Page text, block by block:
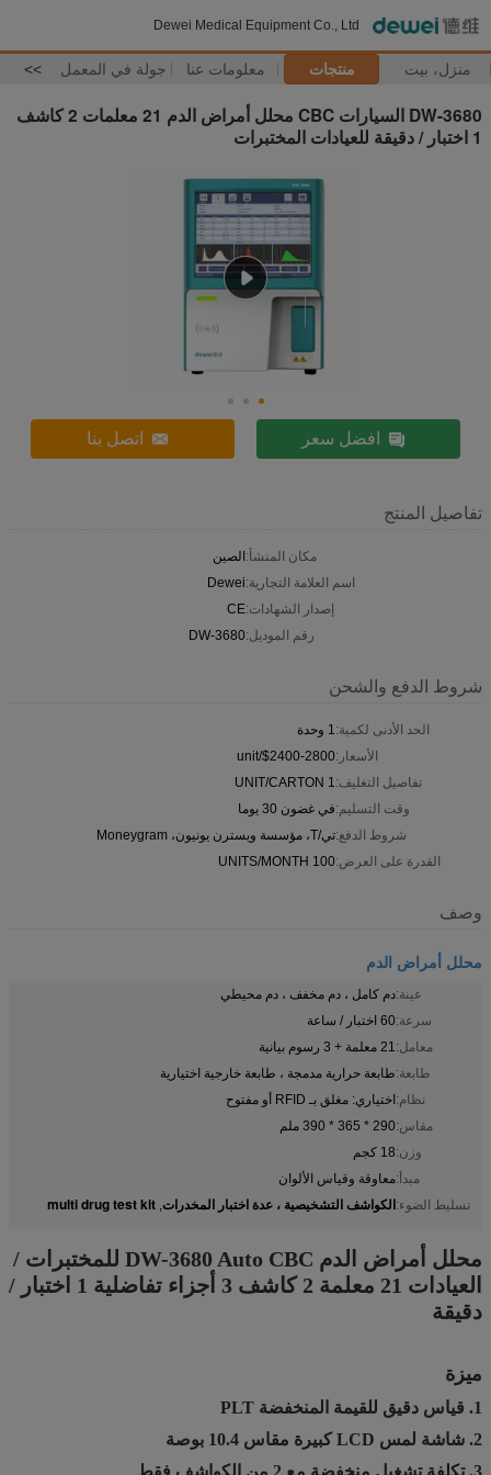
Dewei Medical Equipment Co., Ltd
منزل، بيت منتجات معلومات عنا جولة في المعمل >>
DW-3680 السيارات CBC محلل أمراض الدم 21 معلمات 2 كاشف
1 اختبار / دقيقة للعيادات المختبرات
افضل سعر اتصل بنا
تفاصيل المنتج
مكان المنشأ:الصين
اسم العلامة التجارية:Dewei
إصدار الشهادات:CE
رقم الموديل:DW-3680
شروط الدفع والشحن
الحد الأدنى لكمية:1 وحدة
الأسعار:$2400-2800/unit
تفاصيل التغليف:1 UNIT/CARTON
وقت التسليم:في غضون 30 يوما
شروط الدفع:تي/T، مؤسسة ويسترن يونيون، Moneygram
القدرة على العرض:100 UNITS/MONTH
وصف
محلل أمراض الدم
عينة:دم كامل ، دم مخفف ، دم محيطي
سرعة:60 اختبار / ساعة
معامل:21 معلمة + 3 رسوم بيانية
طابعة:طابعة حرارية مدمجة ، طابعة خارجية اختيارية
نظام:اختياري: مغلق بـ RFID أو مفتوح
مقاس:290 * 365 * 390 ملم
وزن:18 كجم
مبدأ:معاوقة وقياس الألوان
تسليط الضوء:الكواشف التشخيصية ، عدة اختبار المخدرات,
multi drug test kit
محلل أمراض الدم DW-3680 Auto CBC للمختبرات /
العيادات 21 معلمة 2 كاشف 3 أجزاء تفاضلية 1 اختبار /
دقيقة
ميزة
1. قياس دقيق للقيمة المنخفضة PLT
2. شاشة لمس LCD كبيرة مقاس 10.4 بوصة
3. تكلفة تشغيل منخفضة مع 2 من الكواشف فقط